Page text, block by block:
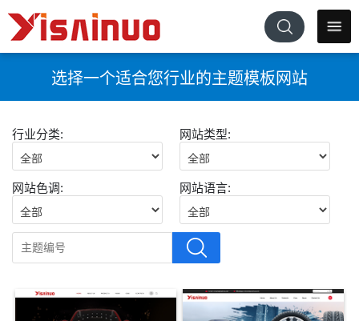
选择一个适合您行业的主题模板网站
行业分类: 网站类型:
网站色调: 网站语言: